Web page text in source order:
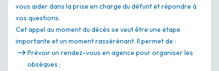
vous aider dans la prise en charge du défunt et répondre à
vos questions.
Cet appel au moment du décès se veut être une étape
importante et un moment rassérénant. Il permet de :
Prévoir un rendez-vous en agence pour organiser les
obsèques ;